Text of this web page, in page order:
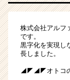
株式会社アルフ
です。
黒字化を実現し
長しました。
◢◤◢◤オトコ